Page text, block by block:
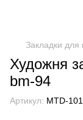
Закладки для
Художня
bm-94
Артикул: MTD-